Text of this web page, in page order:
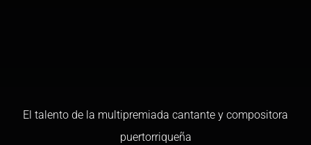
El talento de la multipremiada cantante y compositora
puertorriqueña